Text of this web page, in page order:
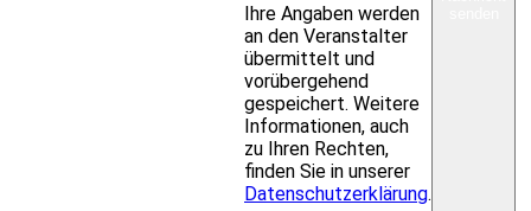
Ihre Angaben werden
an den Veranstalter
übermittelt und
vorübergehend
gespeichert. Weitere
Informationen, auch
zu Ihren Rechten,
finden Sie in unserer
Datenschutzerklärung.